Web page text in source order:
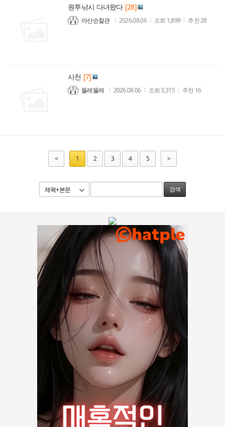
원투낚시 다녀왔다 [28]
아산순찰관 2026.08.06 조회 1,899 추천28
사천 [7]
뚤레뚤레 2026.08.06 조회3,315 추천 16
< 1 2 3 4 5 >
제목+본문 검색